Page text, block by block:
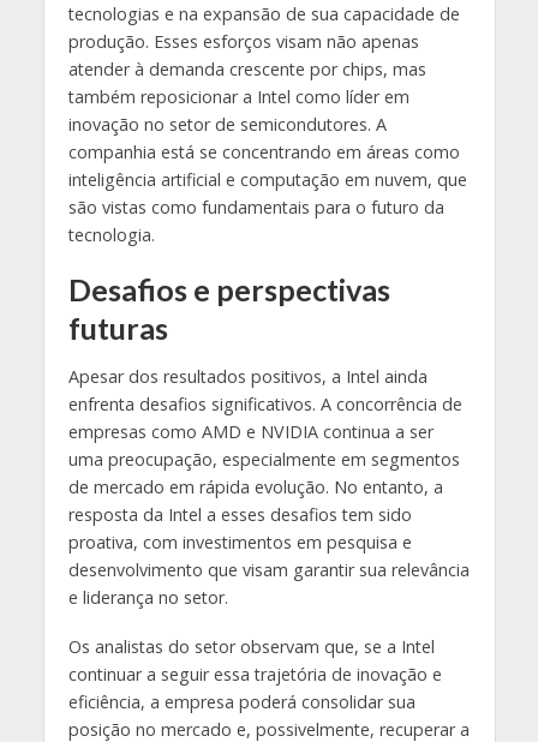
tecnologias e na expansão de sua capacidade de
produção. Esses esforços visam não apenas
atender à demanda crescente por chips, mas
também reposicionar a Intel como líder em
inovação no setor de semicondutores. A
companhia está se concentrando em áreas como
inteligência artificial e computação em nuvem, que
são vistas como fundamentais para o futuro da
tecnologia.
Desafios e perspectivas
futuras
Apesar dos resultados positivos, a Intel ainda
enfrenta desafios significativos. A concorrência de
empresas como AMD e NVIDIA continua a ser
uma preocupação, especialmente em segmentos
de mercado em rápida evolução. No entanto, a
resposta da Intel a esses desafios tem sido
proativa, com investimentos em pesquisa e
desenvolvimento que visam garantir sua relevância
e liderança no setor.
Os analistas do setor observam que, se a Intel
continuar a seguir essa trajetória de inovação e
eficiência, a empresa poderá consolidar sua
posição no mercado e, possivelmente, recuperar a